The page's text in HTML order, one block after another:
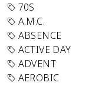
70S
A.M.C.
ABSENCE
ACTIVE DAY
ADVENT
AEROBIC